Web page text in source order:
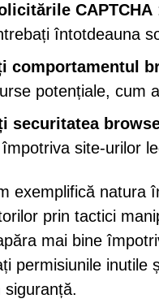
CAPTCHA
întotdeauna
comportamentul
potențiale, cum
securitatea
site-urilor
exemplifică natura
prin tactici
mai bine
permisiunile inutile